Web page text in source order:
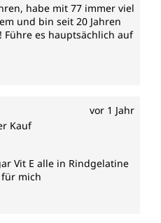
habe mit 77 immer viel
und bin seit 20 Jahren
es hauptsächlich auf
vor 1 Jahr
von 5 von 5 Sternen
Kauf
Vit E alle in Rindgelatine
mich